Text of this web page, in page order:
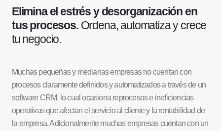
Elimina el estrés y desorganización en
tus procesos.Ordena, automatiza y crece
tu negocio.
Muchas pequeñas y medianas empresas no cuentan con
procesos claramente definidos y automatizados a través de un
software CRM, lo cual ocasiona reprocesos e ineficiencias
operativas que afectan el servicio al cliente y la rentabilidad de
la empresa. Adicionalmente muchas empresas cuentan con un